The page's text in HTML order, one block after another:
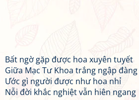
Bất ngờ gặp được hoa xuyên tuyết
Giữa Mạc Tư Khoa trắng ngập đàng
Ước gì người được như hoa nhỉ
Nỗi đời khắc nghiệt vẫn hiên ngang